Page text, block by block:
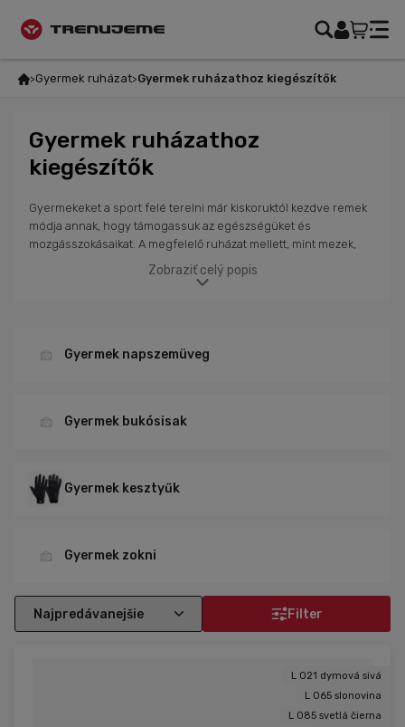
Gyermek ruházat Gyermek ruházathoz kiegészítők
Gyermek ruházathoz
kiegészítők
Gyermekeket a sport felé terelni már kiskoruktól kezdve remek
módja annak, hogy támogassuk az egészségüket és
mozgásszokásaikat. A megfelelő ruházat mellett, mint mezek,
nadrágok vagy dzsekik, fontos gondoskodni a
sportkiegészítőkről is, melyek növelik a biztonságot és
gyermek biciklis kiegészítők innovatív anyagokból készülnek,
márkáktól.
Zobraziť celý popis
Gyermek napszemüveg
Gyermek bukósisak
Gyermek kesztyűk
Gyermek zokni
Filter
L 021 dymová sivá
L 065 slonovina
L 085 svetlá čierna